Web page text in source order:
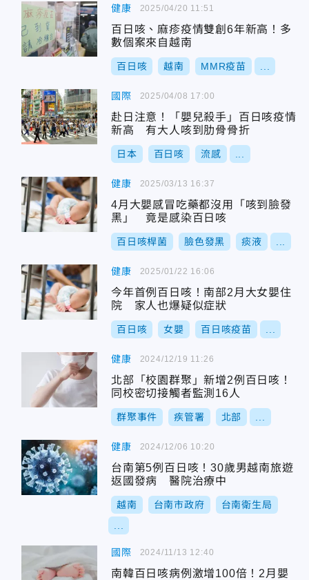
健康
百日咳、麻疹疫情雙創6年新高！多
數個案來自越南
百日咳 越南 MMR疫苗
2025/04/20 11:51
國際
赴日注意！「嬰兒殺手」百日咳疫情
新高 有大人咳到肋骨骨折
日本 百日咳 流感
2025/04/08 17:00
健康
4月大嬰感冒吃藥都沒用「咳到臉發
黑」 竟是感染百日咳
百日咳桿菌 臉色發黑 痰液
2025/03/13 16:37
健康
今年首例百日咳！南部2月大女嬰住
院 家人也爆疑似症狀
百日咳 女嬰 百日咳疫苗
2025/01/22 16:06
健康
北部「校園群聚」新增2例百日咳！
同校密切接觸者監測16人
群聚事件 疾管署 北部
2024/12/19 11:26
健康
台南第5例百日咳！30歲男越南旅遊
返國發病 醫院治療中
越南 台南市政府 台南衛生局
2024/12/06 10:20
國際
南韓百日咳病例激增100倍！2月嬰
2024/11/13 12:40